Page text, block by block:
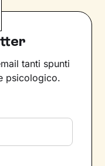
tanti spunti
psicologico.